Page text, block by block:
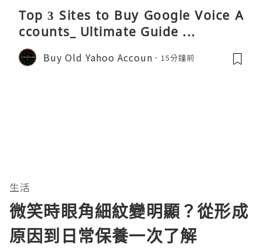
Top 3 Sites to Buy Google Voice A
ccounts_ Ultimate Guide ...
Buy Old Yahoo Accoun 15分鐘前
生活
微笑時眼角細紋變明顯？從形成
原因到日常保養一次了解